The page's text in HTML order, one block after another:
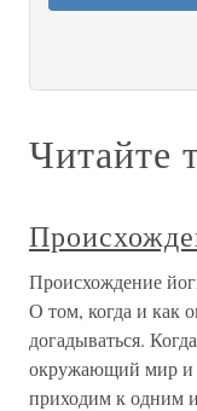
Читайте
Происхождение
О том, когда и как
догадываться.
окружающий мир и
приходим к одним